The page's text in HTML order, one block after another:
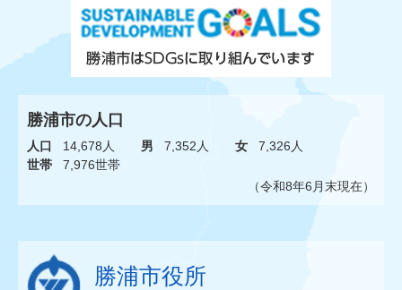
勝浦市の人口
人口 14,678人 男 7,352人 女
7,326人
世帯
7,976世帯
（令和8年6月末現在）
勝浦市役所